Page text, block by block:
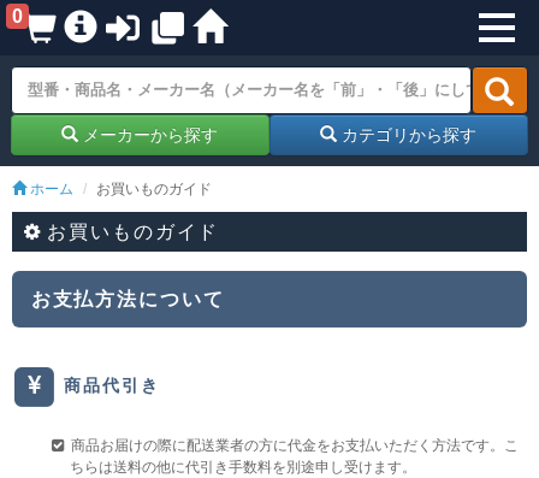
0
メーカーから探す カテゴリから探す
ホーム お買いものガイド
お買いものガイド
お支払方法について
商品代引き
商品お届けの際に配送業者の方に代金をお支払いただく方法です。こ
ちらは送料の他に代引き手数料を別途申し受けます。